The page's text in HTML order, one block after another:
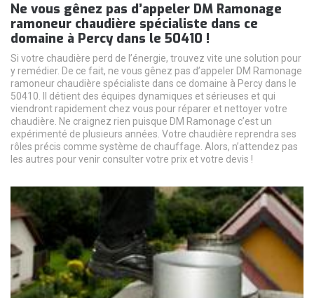
Ne vous gênez pas d’appeler DM Ramonage
ramoneur chaudière spécialiste dans ce
domaine à Percy dans le 50410 !
Si votre chaudière perd de l’énergie, trouvez vite une solution pour
y remédier. De ce fait, ne vous gênez pas d’appeler DM Ramonage
ramoneur chaudière spécialiste dans ce domaine à Percy dans le
50410. Il détient des équipes dynamiques et sérieuses et qui
viendront rapidement chez vous pour réparer et nettoyer votre
chaudière. Ne craignez rien puisque DM Ramonage c’est un
expérimenté de plusieurs années. Votre chaudière reprendra ses
rôles précis comme système de chauffage. Alors, n’attendez pas
les autres pour venir consulter votre prix et votre devis !